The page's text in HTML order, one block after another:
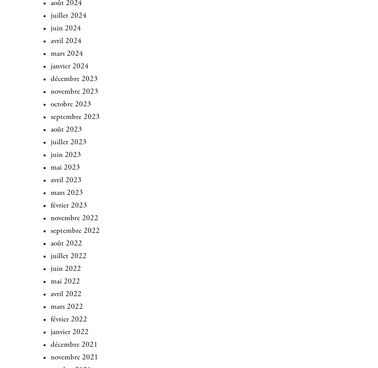
août 2024
juillet 2024
juin 2024
avril 2024
mars 2024
janvier 2024
décembre 2023
novembre 2023
octobre 2023
septembre 2023
août 2023
juillet 2023
juin 2023
mai 2023
avril 2023
mars 2023
février 2023
novembre 2022
septembre 2022
août 2022
juillet 2022
juin 2022
mai 2022
avril 2022
mars 2022
février 2022
janvier 2022
décembre 2021
novembre 2021